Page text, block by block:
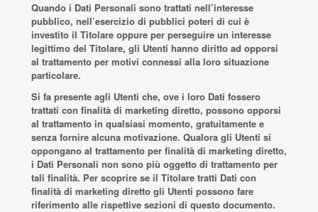
Quando i Dati Personali sono trattati nell’interesse
pubblico, nell’esercizio di pubblici poteri di cui è
investito il Titolare oppure per perseguire un interesse
legittimo del Titolare, gli Utenti hanno diritto ad opporsi
al trattamento per motivi connessi alla loro situazione
particolare.
Si fa presente agli Utenti che, ove i loro Dati fossero
trattati con finalità di marketing diretto, possono opporsi
al trattamento in qualsiasi momento, gratuitamente e
senza fornire alcuna motivazione. Qualora gli Utenti si
oppongano al trattamento per finalità di marketing diretto,
i Dati Personali non sono più oggetto di trattamento per
tali finalità. Per scoprire se il Titolare tratti Dati con
finalità di marketing diretto gli Utenti possono fare
riferimento alle rispettive sezioni di questo documento.